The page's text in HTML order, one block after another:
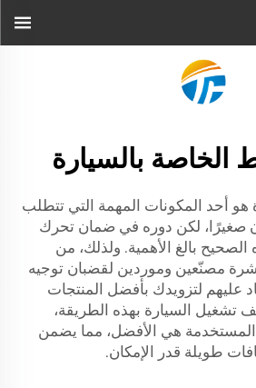
الخاصة بالسيارة
هو أحد المكونات المهمة التي تتطلب
صغيرًا، لكن دوره في ضمان تحرك
الصحيح بالغ الأهمية. ولذلك، من
مصنّعين وموردين لقضبان توجيه
عليهم لتزويدك بأفضل المنتجات
تشغيل السيارة بهذه الطريقة،
المستخدمة هي الأفضل، مما يضمن
طويلة قدر الإمكان.